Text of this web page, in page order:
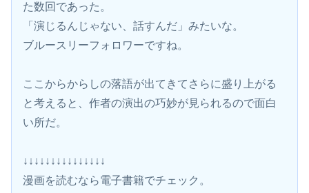
た数回であった。
「演じるんじゃない、話すんだ」みたいな。
ブルースリーフォロワーですね。
ここからからしの落語が出てきてさらに盛り上がる
と考えると、作者の演出の巧妙が見られるので面白
い所だ。
↓↓↓↓↓↓↓↓↓↓↓↓↓↓↓
漫画を読むなら電子書籍でチェック。